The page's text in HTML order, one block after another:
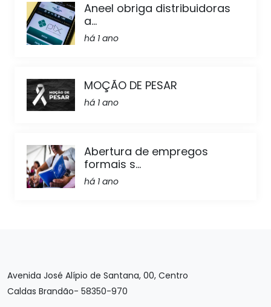
Aneel obriga distribuidoras
a...
há 1 ano
MOÇÃO DE PESAR
há 1 ano
Abertura de empregos
formais s...
há 1 ano
Avenida José Alípio de Santana, 00, Centro
Caldas Brandão- 58350-970